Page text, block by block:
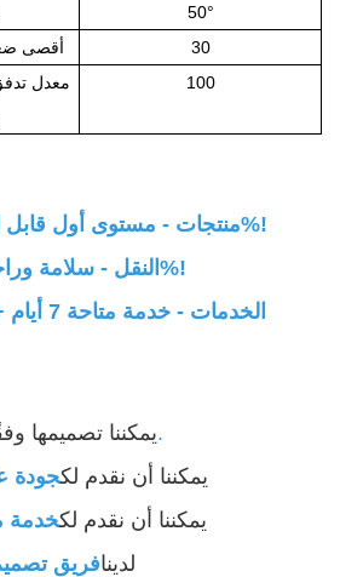
50°
أقصى
30
معدل
100
منتجات - مستوى أول قابل للتخصيص بنسبة 100%!
النقل - سلامة وراحة وكفاءة بنسبة 100%!
1. يمكننا تصميمها.
2. يمكننا أن نقدم لكجودة
3. يمكننا أن نقدم لكخدمة
4. لدينافريق